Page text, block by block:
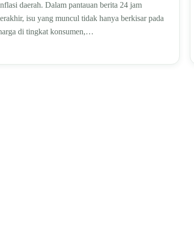
daerah. Dalam pantauan berita 24 jam
isu yang muncul tidak hanya berkisar pada
di tingkat konsumen,…